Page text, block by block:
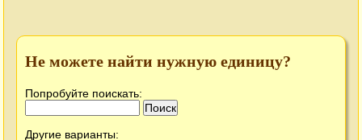
Не можете найти нужную единицу?
Попробуйте поискать:
Другие варианты: